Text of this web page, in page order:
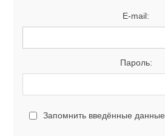
E-mail:
Пароль:
Запомнить введённые данные